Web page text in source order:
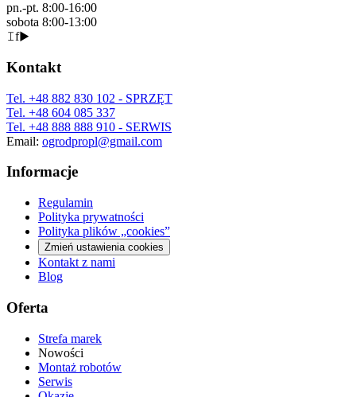
pn.-pt. 8:00-16:00
sobota 8:00-13:00
𝙸f▶
Kontakt
Tel. +48 882 830 102 - SPRZĘT
Tel. +48 604 085 337
Tel. +48 888 888 910 - SERWIS
Email: ogrodpropl@gmail.com
Informacje
Regulamin
Polityka prywatności
Polityka plików „cookies”
Zmień ustawienia cookies
Kontakt z nami
Blog
Oferta
Strefa marek
Nowości
Montaż robotów
Serwis